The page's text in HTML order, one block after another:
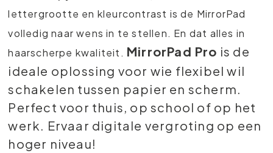
lettergrootte en kleurcontrast is de MirrorPad
volledig naar wens in te stellen. En dat alles in
haarscherpe kwaliteit. MirrorPad Pro is de
ideale oplossing voor wie flexibel wil
schakelen tussen papier en scherm.
Perfect voor thuis, op school of op het
werk. Ervaar digitale vergroting op een
hoger niveau!